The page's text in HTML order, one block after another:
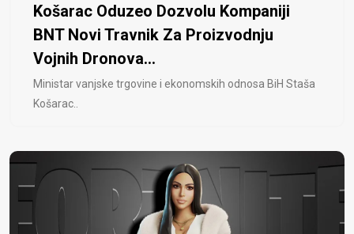
Košarac Oduzeo Dozvolu Kompaniji
BNT Novi Travnik Za Proizvodnju
Vojnih Dronova...
Ministar vanjske trgovine i ekonomskih odnosa BiH Staša
Košarac..